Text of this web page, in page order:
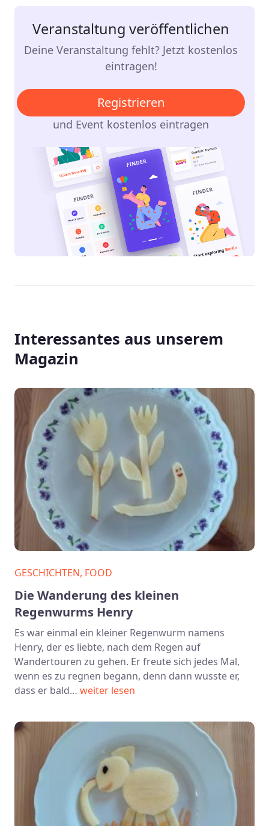
Veranstaltung veröffentlichen
Deine Veranstaltung fehlt? Jetzt kostenlos
eintragen!
Registrieren
und Event kostenlos eintragen
Interessantes aus unserem
Magazin
GESCHICHTEN, FOOD
Die Wanderung des kleinen
Regenwurms Henry
Es war einmal ein kleiner Regenwurm namens
Henry, der es liebte, nach dem Regen auf
Wandertouren zu gehen. Er freute sich jedes Mal,
wenn es zu regnen begann, denn dann wusste er,
dass er bald… weiter lesen